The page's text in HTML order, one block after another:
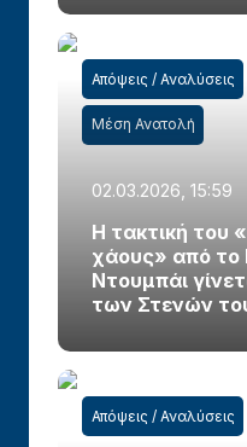
Απόψεις / Αναλύσεις
Μέση Ανατολή
02.03.2026, 15:59
Η τακτική του
χάους» από το
Ντουμπάι
των Στενών
Απόψεις / Αναλύσεις